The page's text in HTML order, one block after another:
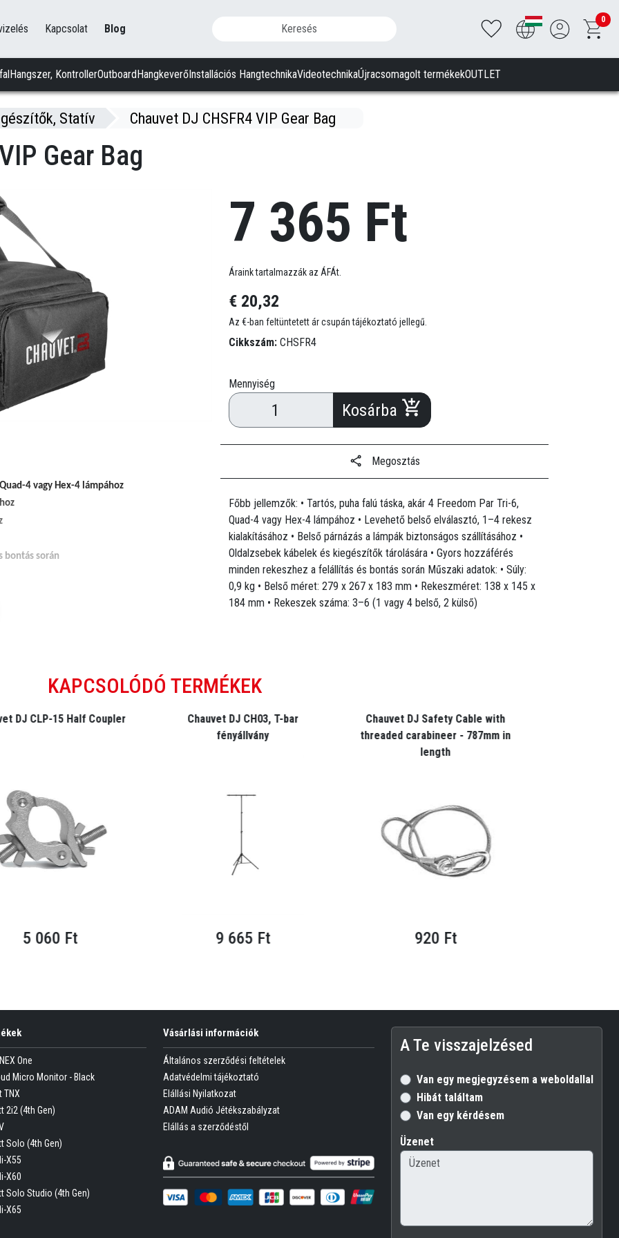
Kapcsolat Blog
0
Hangszer, KontrollerOutboardHangkeverőInstallációs HangtechnikaVideotechnikaÚjracsomagolt termékekOUTLET
Statív Chauvet DJ CHSFR4 VIP Gear Bag
Gear Bag
4 vagy Hex-4 lámpához
bontás során
7 365 Ft
Áraink tartalmazzák az ÁFÁt.
€ 20,32
Az €-ban feltüntetett ár csupán tájékoztató jellegű.
Cikkszám: CHSFR4
Mennyiség
Kosárba
Megosztás
Főbb jellemzők: • Tartós, puha falú táska, akár 4 Freedom Par Tri-6,
Quad-4 vagy Hex-4 lámpához • Levehető belső elválasztó, 1–4 rekesz
kialakításához • Belső párnázás a lámpák biztonságos szállításához •
Oldalzsebek kábelek és kiegészítők tárolására • Gyors hozzáférés
minden rekeszhez a felállítás és bontás során Műszaki adatok: • Súly:
0,9 kg • Belső méret: 279 x 267 x 183 mm • Rekeszméret: 138 x 145 x
184 mm • Rekeszek száma: 3–6 (1 vagy 4 belső, 2 külső)
KAPCSOLÓDÓ TERMÉKEK
DJ CLP-15 Half Coupler
5 060 Ft
Chauvet DJ CH03, T-bar
fényállvány
9 665 Ft
Chauvet DJ Safety Cable with
threaded carabineer - 787mm in
length
920 Ft
One
Micro Monitor - Black
TNX
2i2 (4th Gen)
Solo (4th Gen)
X55
X60
Solo Studio (4th Gen)
X65
Vásárlási információk
Általános szerződési feltételek
Adatvédelmi tájékoztató
Elállási Nyilatkozat
ADAM Audió Jétékszabályzat
Elállás a szerződéstől
A Te visszajelzésed
Van egy megjegyzésem a weboldallal
Hibát találtam
Van egy kérdésem
Üzenet